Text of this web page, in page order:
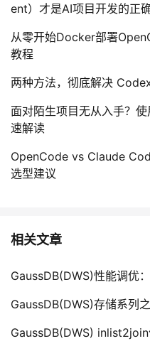
ent）才是AI项目开发的正
从零开始Docker部署
教程
两种方法，彻底解决
面对陌生项目无从入手？
速解读
OpenCode vs Claude
选型建议
相关文章
GaussDB(DWS)性能调优
GaussDB(DWS)存储系列
GaussDB(DWS)